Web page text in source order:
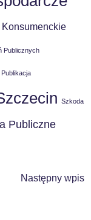
Konsumenckie
Publicznych
Publikacja
Szkoda
Publiczne
Następny wpis